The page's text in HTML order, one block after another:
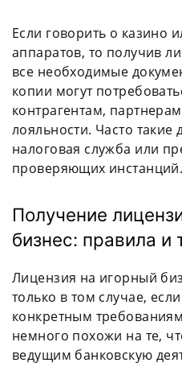
Если говорить о казино
аппаратов, то получив
все необходимые
копии могут
контрагентам,
лояльности. Часто
налоговая служба или
проверяющих инстанций.
Получение
бизнес: правила и
Лицензия на игорный
только в том случае,
конкретным
немного похожи на те,
ведущим банковскую